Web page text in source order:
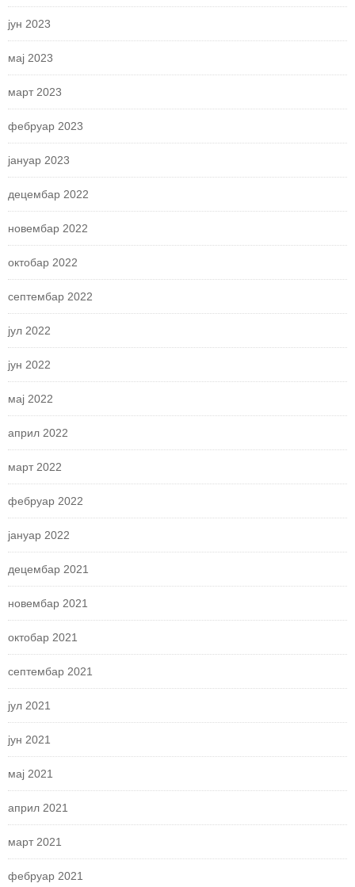
јун 2023
мај 2023
март 2023
фебруар 2023
јануар 2023
децембар 2022
новембар 2022
октобар 2022
септембар 2022
јул 2022
јун 2022
мај 2022
април 2022
март 2022
фебруар 2022
јануар 2022
децембар 2021
новембар 2021
октобар 2021
септембар 2021
јул 2021
јун 2021
мај 2021
април 2021
март 2021
фебруар 2021